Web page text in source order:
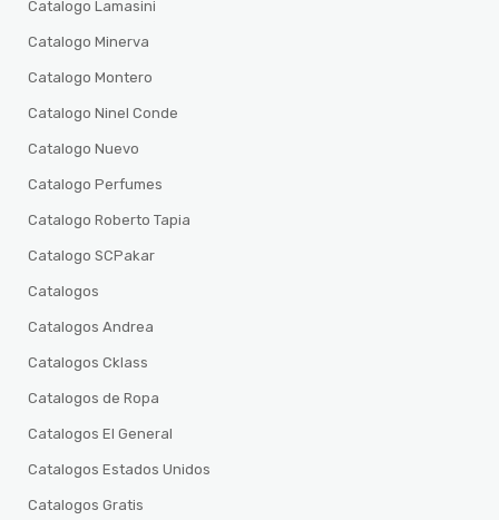
Catalogo Lamasini
Catalogo Minerva
Catalogo Montero
Catalogo Ninel Conde
Catalogo Nuevo
Catalogo Perfumes
Catalogo Roberto Tapia
Catalogo SCPakar
Catalogos
Catalogos Andrea
Catalogos Cklass
Catalogos de Ropa
Catalogos El General
Catalogos Estados Unidos
Catalogos Gratis